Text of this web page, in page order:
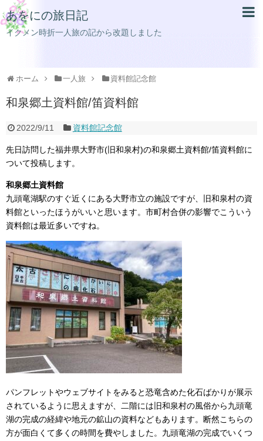
あをにの旅日記
イクメン時折一人旅の記から改題しました
ホーム 一人旅 資料館記念館
和泉郷土資料館/笛資料館
2022/9/11 資料館記念館
先日訪問した福井県大野市(旧和泉村)の和泉郷土資料館/笛資料館に
ついて投稿します。
和泉郷土資料館
九頭竜湖駅のすぐ近くにある大野市立の施設ですが、旧和泉村の資
料館といったほうがいいと思います。市町村合併の影響でこういう
資料館は最近多いですね。
パンフレットやウェブサイトをみると恐竜含めた化石ばかりが展示
されているように思えますが、二階には旧和泉村の風俗から九頭竜
湖の完成の経緯や地元の鉱山の資料などもあります。断然こちらの
方が面白くて多くの時間を費やしました。九頭竜湖の完成でいくつ